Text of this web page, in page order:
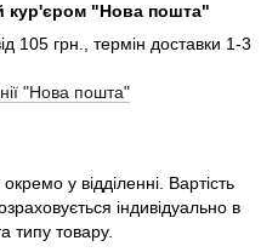
кур'єром "Нова пошта"
105 грн., термін доставки 1-3
"Нова пошта"
у відділенні. Вартість
індивідуально в
типу товару.